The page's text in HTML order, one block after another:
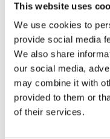
This website uses
We use cookies to
provide social media
We also share
our social media,
may combine it with
provided to them or
of their services.
rogivande inverkan på
populärt te att dricka
Unna dig en stund
hoppas du kan hitta
soothing dip in an